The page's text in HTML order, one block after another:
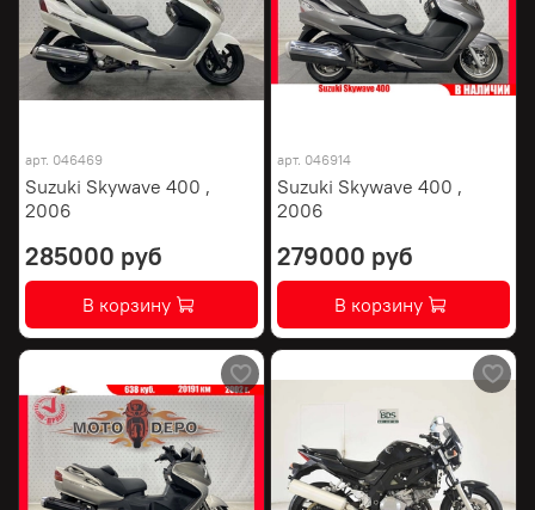
арт. 046469
Suzuki Skywave 400 ,
2006
285000 руб
В корзину
арт. 046914
Suzuki Skywave 400 ,
2006
279000 руб
В корзину